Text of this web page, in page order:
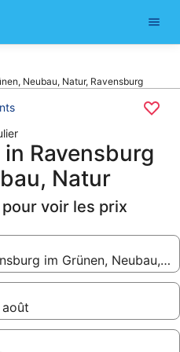
Neubau, Natur, Ravensburg
Ravensburg
Natur
voir les prix
im Grünen, Neubau,